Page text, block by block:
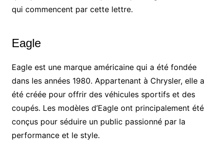
qui commencent par cette lettre.
Eagle
Eagle est une marque américaine qui a été fondée
dans les années 1980. Appartenant à Chrysler, elle a
été créée pour offrir des véhicules sportifs et des
coupés. Les modèles d’Eagle ont principalement été
conçus pour séduire un public passionné par la
performance et le style.